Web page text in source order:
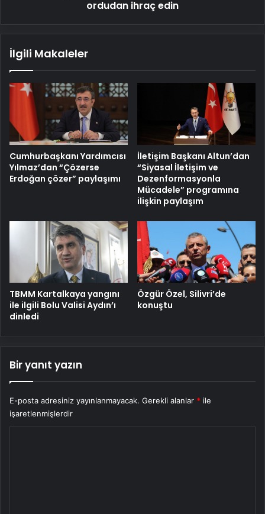
ordudan ihraç edin
İlgili Makaleler
Cumhurbaşkanı Yardımcısı
Yılmaz’dan “Çözerse
Erdoğan çözer” paylaşımı
İletişim Başkanı Altun’dan
“Siyasal İletişim ve
Dezenformasyonla
Mücadele” programına
ilişkin paylaşım
TBMM Kartalkaya yangını
ile ilgili Bolu Valisi Aydın’ı
dinledi
Özgür Özel, Silivri’de
konuştu
Bir yanıt yazın
E-posta adresiniz yayınlanmayacak. Gerekli alanlar * ile
işaretlenmişlerdir